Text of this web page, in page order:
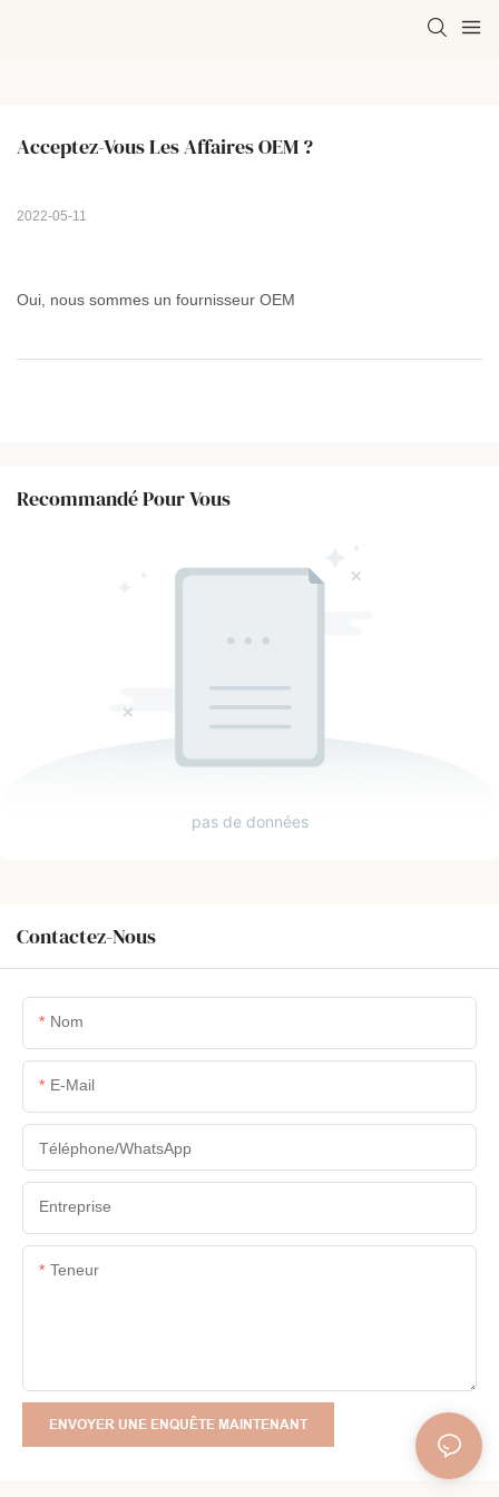
Acceptez-Vous Les Affaires OEM ?
2022-05-11
Oui, nous sommes un fournisseur OEM
Recommandé Pour Vous
pas de données
Contactez-Nous
Nom
E-Mail
Téléphone/WhatsApp
Entreprise
Teneur
ENVOYER UNE ENQUÊTE MAINTENANT